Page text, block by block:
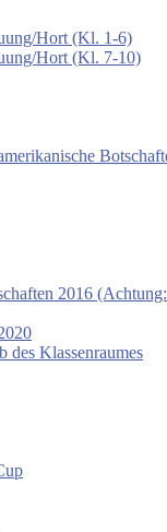
Hort (Kl. 1-6)
Hort (Kl. 7-10)
2016
des Klassenraumes